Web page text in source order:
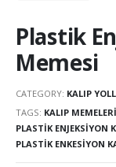
Plastik
Memesi
CATEGORY: KALIP
TAGS: KALIP MEMELERI
PLASTIK ENJEKSIYON
PLASTIK ENKESIYON